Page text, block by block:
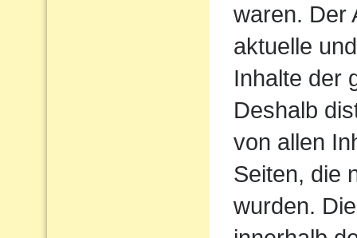
waren. Der
aktuelle
Inhalte der
Deshalb
von allen
Seiten, die
wurden.